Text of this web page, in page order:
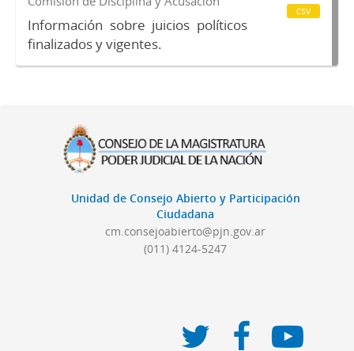
Información sobre juicios políticos
finalizados y vigentes.
csv
Unidad de Consejo Abierto y Participación
Ciudadana
cm.consejoabierto@pjn.gov.ar
(011) 4124-5247